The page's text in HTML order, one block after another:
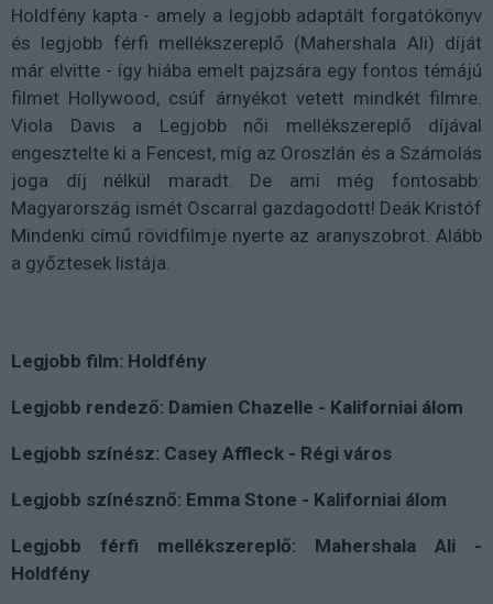
Holdfény kapta - amely a legjobb adaptált forgatókönyv
és legjobb férfi mellékszereplő (Mahershala Ali) díját
már elvitte - így hiába emelt pajzsára egy fontos témájú
filmet Hollywood, csúf árnyékot vetett mindkét filmre.
Viola Davis a Legjobb női mellékszereplő díjával
engesztelte ki a Fencest, míg az Oroszlán és a Számolás
joga díj nélkül maradt. De ami még fontosabb:
Magyarország ismét Oscarral gazdagodott! Deák Kristóf
Mindenki című rövidfilmje nyerte az aranyszobrot. Alább
a győztesek listája.
Legjobb film: Holdfény
Legjobb rendező: Damien Chazelle - Kaliforniai álom
Legjobb színész: Casey Affleck - Régi város
Legjobb színésznő: Emma Stone - Kaliforniai álom
Legjobb férfi mellékszereplő: Mahershala Ali -
Holdfény